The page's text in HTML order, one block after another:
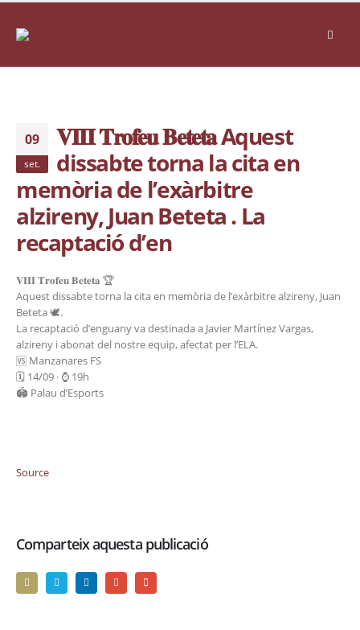
09
set.
𝐕𝐈𝐈𝐈 𝐓𝐫𝐨𝐟𝐞𝐮 𝐁𝐞𝐭𝐞𝐭𝐚 Aquest
dissabte torna la cita en
memòria de l’exàrbitre
alzireny, Juan Beteta . La
recaptació d’en
𝐕𝐈𝐈𝐈 𝐓𝐫𝐨𝐟𝐞𝐮 𝐁𝐞𝐭𝐞𝐭𝐚 🏆
Aquest dissabte torna la cita en memòria de l’exàrbitre alzireny, Juan
Beteta 🕊️.
La recaptació d’enguany va destinada a Javier Martínez Vargas,
alzireny i abonat del nostre equip, afectat per l’ELA.
🆚 Manzanares FS
🗓️ 14/09 · ⌚️ 19h
🏟️ Palau d’Esports
Source
Comparteix aquesta publicació